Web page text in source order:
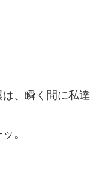
、瞬く間に私達
。